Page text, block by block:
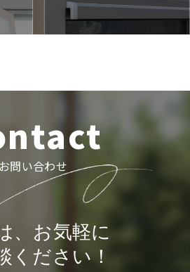
お問い合わせ
、お気軽に
ください！